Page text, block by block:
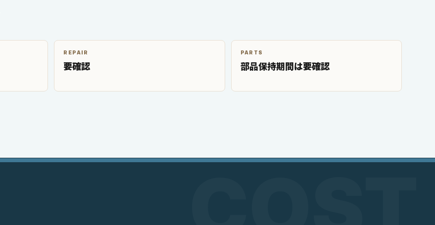
REPAIR
要確認
PARTS
部品保持期間は要確認